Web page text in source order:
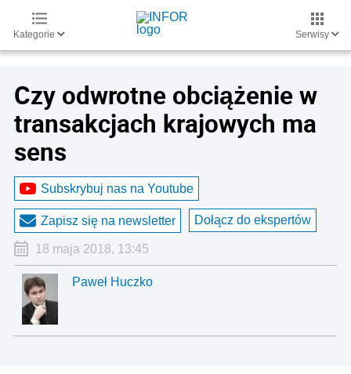
Kategorie Serwisy
Czy odwrotne obciążenie w
transakcjach krajowych ma
sens
Subskrybuj nas na Youtube
Zapisz się na newsletter Dołącz do ekspertów
18 maja 2018, 13:45
Paweł Huczko